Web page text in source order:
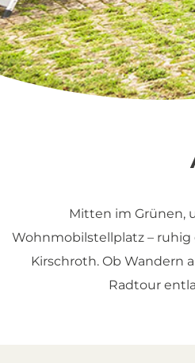
Mitten im Grünen,
Wohnmobilstellplatz –
Kirschroth. Ob Wandern
Radtour